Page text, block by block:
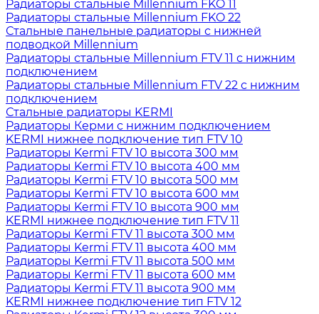
Радиаторы стальные Millennium FKO 11
Радиаторы стальные Millennium FKO 22
Стальные панельные радиаторы с нижней
подводкой Millennium
Радиаторы стальные Millennium FTV 11 с нижним
подключением
Радиаторы стальные Millennium FTV 22 с нижним
подключением
Стальные радиаторы KERMI
Радиаторы Керми с нижним подключением
KERMI нижнее подключение тип FTV 10
Радиаторы Kermi FTV 10 высота 300 мм
Радиаторы Kermi FTV 10 высота 400 мм
Радиаторы Kermi FTV 10 высота 500 мм
Радиаторы Kermi FTV 10 высота 600 мм
Радиаторы Kermi FTV 10 высота 900 мм
KERMI нижнее подключение тип FTV 11
Радиаторы Kermi FTV 11 высота 300 мм
Радиаторы Kermi FTV 11 высота 400 мм
Радиаторы Kermi FTV 11 высота 500 мм
Радиаторы Kermi FTV 11 высота 600 мм
Радиаторы Kermi FTV 11 высота 900 мм
KERMI нижнее подключение тип FTV 12